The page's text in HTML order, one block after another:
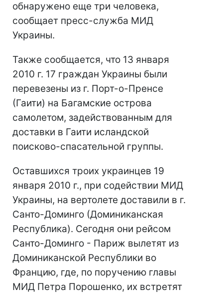
обнаружено еще три человека,
сообщает пресс-служба МИД
Украины.
Также сообщается, что 13 января
2010 г. 17 граждан Украины были
перевезены из г. Порт-о-Пренсе
(Гаити) на Багамские острова
самолетом, задействованным для
доставки в Гаити исландской
поисково-спасательной группы.
Оставшихся троих украинцев 19
января 2010 г., при содействии МИД
Украины, на вертолете доставили в г.
Санто-Доминго (Доминиканская
Республика). Сегодня они рейсом
Санто-Доминго - Париж вылетят из
Доминиканской Республики во
Францию, где, по поручению главы
МИД Петра Порошенко, их встретят